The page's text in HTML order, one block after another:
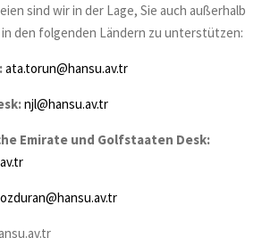
sind wir in der Lage, Sie auch außerhalb
den folgenden Ländern zu unterstützen:
ata.torun@hansu.av.tr
njl@hansu.av.tr
Emirate und Golfstaaten Desk: